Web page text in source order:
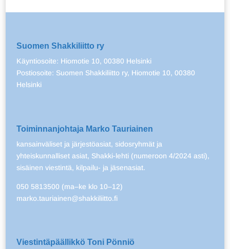
Suomen Shakkiliitto ry
Käyntiosoite: Hiomotie 10, 00380 Helsinki
Postiosoite: Suomen Shakkiliitto ry, Hiomotie 10, 00380
Helsinki
Toiminnanjohtaja Marko Tauriainen
kansainväliset ja järjestöasiat, sidosryhmät ja
yhteiskunnalliset asiat, Shakki-lehti (numeroon 4/2024 asti),
sisäinen viestintä, kilpailu- ja jäsenasiat.
050 5813500 (ma–ke klo 10–12)
marko.tauriainen@shakkiliitto.fi
Viestintäpäällikkö Toni Pönniö